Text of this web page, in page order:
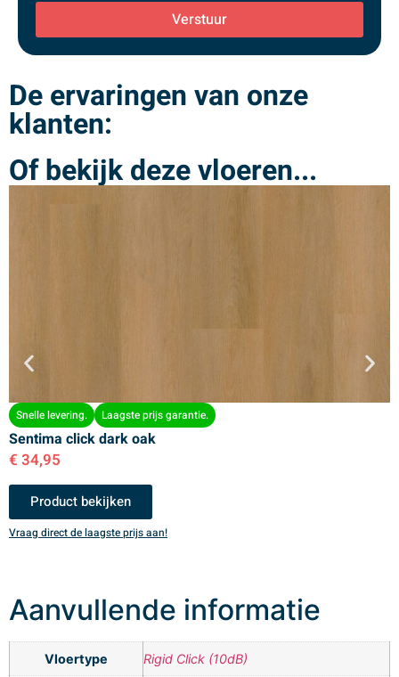
Verstuur
De ervaringen van onze
klanten:
Of bekijk deze vloeren...
Snelle levering. Laagste prijs garantie.
Sentima click dark oak
€ 34,95
Product bekijken
Vraag direct de laagste prijs aan!
Aanvullende informatie
Vloertype Rigid Click (10dB)